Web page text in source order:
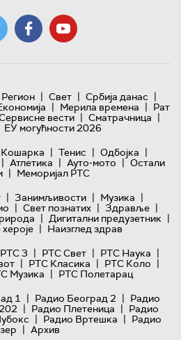
Регион | Свет | Србија данас |
| Мерила времена | Рат
вести | Сматрачница |
ЕУ могућности 2026
Кошарка | Тенис | Одбојка |
| Атлетика | Ауто-мото | Остали
| Меморијал РТС
| Занимљивости | Музика |
| Свет познатих | Здравље |
| Дигитални предузетник |
| Наизглед здрав
РТС 3 | РТС Свет | РТС Наука |
| РТС Класика | РТС Коло |
Музика | РТС Полетарац
1 | Радио Београд 2 | Радио
| Радио Плетеница | Радио
| Радио Вртешка | Радио
| Архив